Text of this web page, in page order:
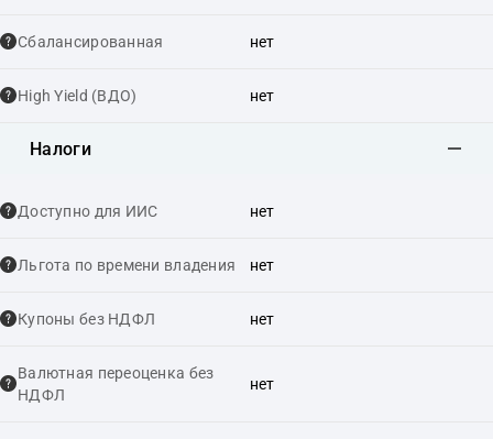
Сбалансированная нет
High Yield (ВДО) нет
Налоги
Доступно для ИИС нет
Льгота по времени владения нет
Купоны без НДФЛ нет
Валютная переоценка без
НДФЛ
нет